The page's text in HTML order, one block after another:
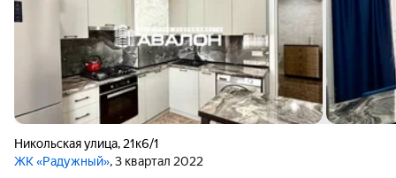
Никольская улица, 21к6/1
ЖК «Радужный», 3 квартал 2022